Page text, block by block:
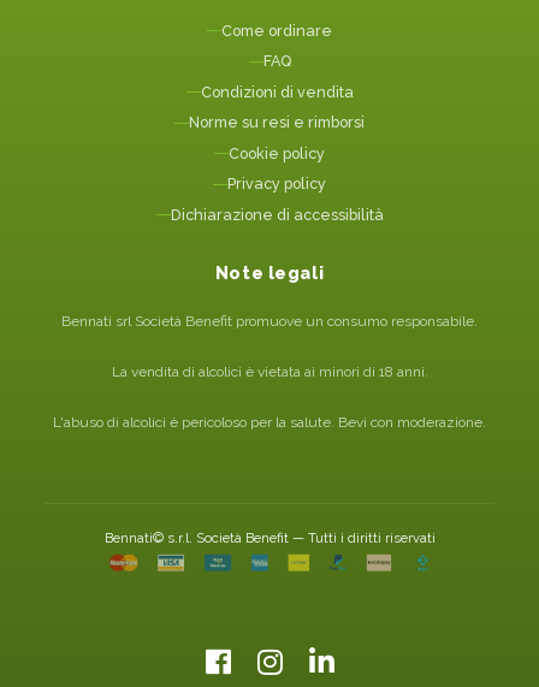
Come ordinare
FAQ
Condizioni di vendita
Norme su resi e rimborsi
Cookie policy
Privacy policy
Dichiarazione di accessibilità
Note legali
Bennati srl Società Benefit promuove un consumo responsabile.
La vendita di alcolici è vietata ai minori di 18 anni.
L'abuso di alcolici è pericoloso per la salute. Bevi con moderazione.
Bennati© s.r.l. Società Benefit — Tutti i diritti riservati